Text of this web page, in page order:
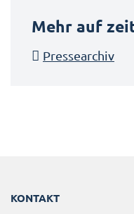
Mehr auf
Pressearchiv
KONTAKT